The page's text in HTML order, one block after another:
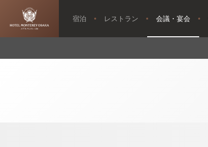
会プラン
宿泊 レストラン 会議・宴会